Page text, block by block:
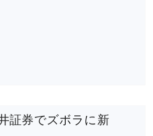
井証券でズボラに新